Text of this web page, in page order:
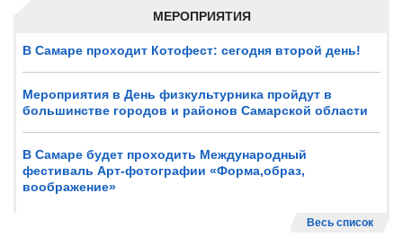
МЕРОПРИЯТИЯ
В Самаре проходит Котофест: сегодня второй день!
Мероприятия в День физкультурника пройдут в
большинстве городов и районов Самарской области
В Самаре будет проходить Международный
фестиваль Арт-фотографии «Форма,образ,
воображение»
Весь список